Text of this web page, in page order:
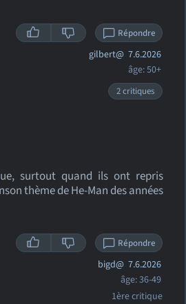
Répondre
gilbert@ 7.6.2026
âge: 50+
2 critiques
surtout quand ils ont repris
thème de He-Man des années
Répondre
bigd@ 7.6.2026
âge: 36-49
1ère critique